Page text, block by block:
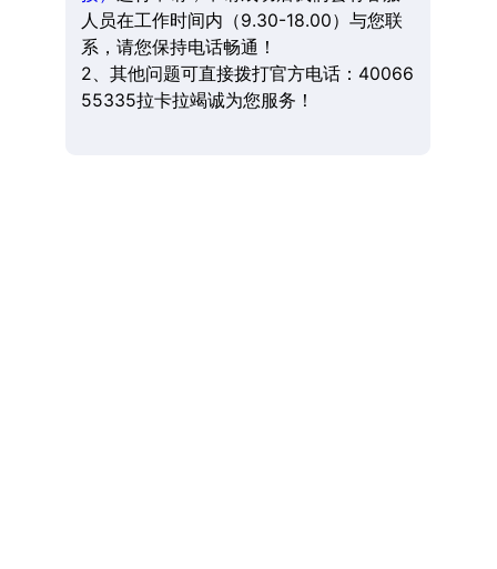
人员在工作时间内（9.30-18.00）与您联
系，请您保持电话畅通！
2、其他问题可直接拨打官方电话：40066
55335拉卡拉竭诚为您服务！